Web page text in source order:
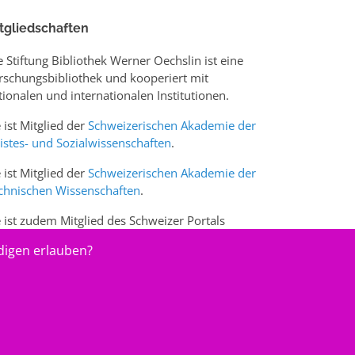
Stiftung Bibliothek Werner Oechslin ist eine
und kooperiert mit
und internationalen Institutionen.
ist Mitglied der Schweizerischen Akademie der
und Sozialwissenschaften.
ist Mitglied der Schweizerischen Akademie der
Wissenschaften.
ist zudem Mitglied des Schweizer Portals
erlauben?